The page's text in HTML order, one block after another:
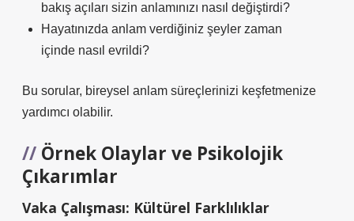
bakış açıları sizin anlamınızı nasıl değiştirdi?
Hayatınızda anlam verdiğiniz şeyler zaman
içinde nasıl evrildi?
Bu sorular, bireysel anlam süreçlerinizi keşfetmenize
yardımcı olabilir.
Örnek Olaylar ve Psikolojik
Çıkarımlar
Vaka Çalışması: Kültürel Farklılıklar